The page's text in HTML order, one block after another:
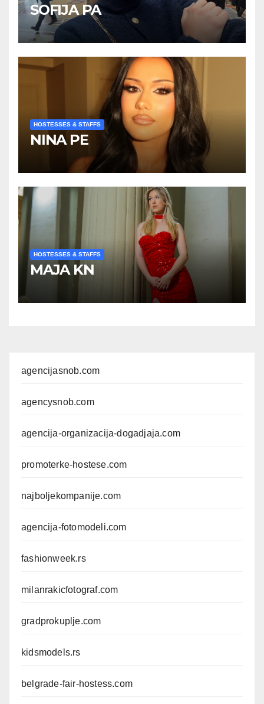
SOFIJA PA
HOSTESSES & STAFFS
NINA PE
HOSTESSES & STAFFS
MAJA KN
agencijasnob.com
agencysnob.com
agencija-organizacija-dogadjaja.com
promoterke-hostese.com
najboljekompanije.com
agencija-fotomodeli.com
fashionweek.rs
milanrakicfotograf.com
gradprokuplje.com
kidsmodels.rs
belgrade-fair-hostess.com